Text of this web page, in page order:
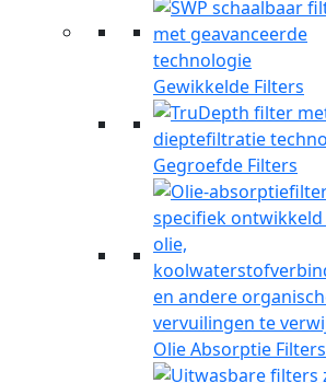
Gewikkelde Filters
Gegroefde Filters
Olie Absorptie Filters